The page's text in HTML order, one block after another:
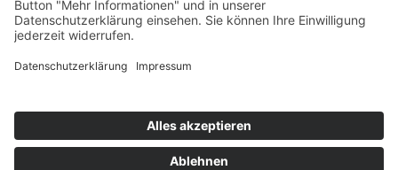
Kontakt Newsletter